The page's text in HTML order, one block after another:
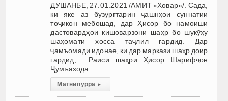
ДУШАНБЕ, 27.01.2021 /АМИТ «Ховар»/. Сада,
ки яке аз бузургтарин ҷашнҳои суннатии
тоҷикон мебошад, дар Ҳисор бо намоиши
дастовардҳои кишоварзони шаҳр бо шукӯҳу
шаҳомати хосса таҷлил гардид. Дар
ҷамъомади идонае, ки дар маркази шаҳр доир
гардид, Раиси шаҳри Ҳисор Шарифҷон
Ҷумъазода
Матни пурра ▸